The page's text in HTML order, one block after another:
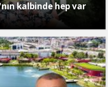
kalbinde hep var